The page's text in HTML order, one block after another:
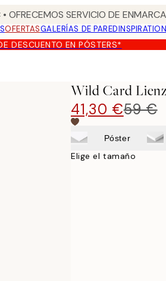
OFRECEMOS SERVICIO DE
OFERTASGALERÍAS DE PARED
DESCUENTO EN PÓSTERS*
Wild Card
41,30 €59 €
Póster
Elige el tamaño